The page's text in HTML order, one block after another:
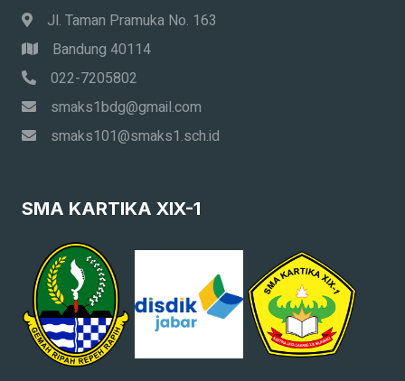
Jl. Taman Pramuka No. 163
Bandung 40114
022-7205802
smaks1bdg@gmail.com
smaks101@smaks1.sch.id
SMA KARTIKA XIX-1